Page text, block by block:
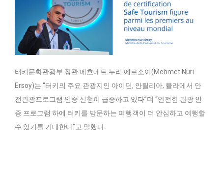
터키문화관광부 장관 메흐메트 누리 에르소이(Mehmet Nuri
Ersoy)는 “터키의 주요 관광지인 아이딘, 안틸리아, 뮬라에서 안
전관광프로그램 인증 신청이 급증하고 있다”며 “안전한 관광 인
증 프로그램 하에 터키를 방문하는 여행객이 더 안심하고 여행할
수 있기를 기대한다”고 말했다.